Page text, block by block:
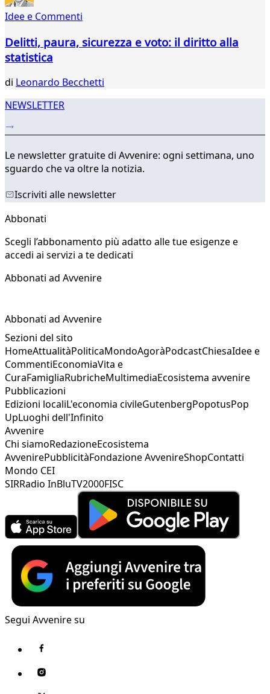
Idee e Commenti
Delitti, paura, sicurezza e voto: il diritto alla
statistica
di Leonardo Becchetti
NEWSLETTER
Le newsletter gratuite di Avvenire: ogni settimana, uno
sguardo che va oltre la notizia.
Iscriviti alle newsletter
Abbonati
Scegli l’abbonamento più adatto alle tue esigenze e
accedi ai servizi a te dedicati
Abbonati ad Avvenire
Abbonati ad Avvenire
Sezioni del sito
HomeAttualitàPoliticaMondoAgoràPodcastChiesaIdee e
CommentiEconomiaVita e
CuraFamigliaRubricheMultimediaEcosistema avvenire
Pubblicazioni
Edizioni localiL'economia civileGutenbergPopotusPop
UpLuoghi dell'Infinito
Avvenire
Chi siamoRedazioneEcosistema
AvvenirePubblicitàFondazione AvvenireShopContatti
Mondo CEI
SIRRadio InBluTV2000FISC
Segui Avvenire su